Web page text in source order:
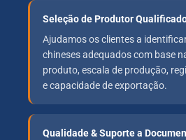
Seleção de Produtor
Ajudamos os clientes a
chineses adequados com base
produto, escala de produção,
e capacidade de exportação.
Qualidade & Suporte a